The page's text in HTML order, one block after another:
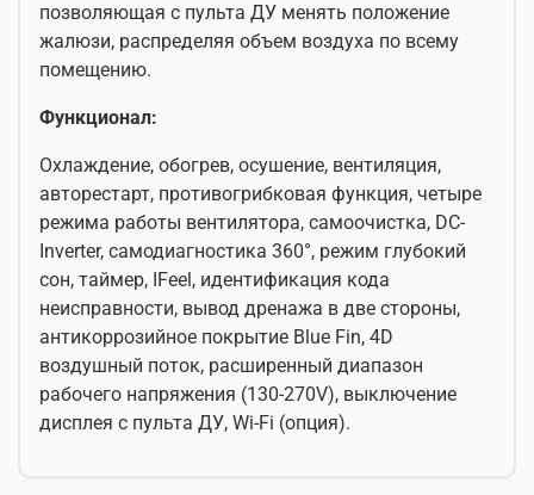
позволяющая с пульта ДУ менять положение
жалюзи, распределяя объем воздуха по всему
помещению.
Функционал:
Охлаждение, обогрев, осушение, вентиляция,
авторестарт, противогрибковая функция, четыре
режима работы вентилятора, самоочистка, DC-
Inverter, самодиагностика 360°, режим глубокий
сон, таймер, IFeel, идентификация кода
неисправности, вывод дренажа в две стороны,
антикоррозийное покрытие Blue Fin, 4D
воздушный поток, расширенный диапазон
рабочего напряжения (130-270V), выключение
дисплея с пульта ДУ, Wi-Fi (опция).